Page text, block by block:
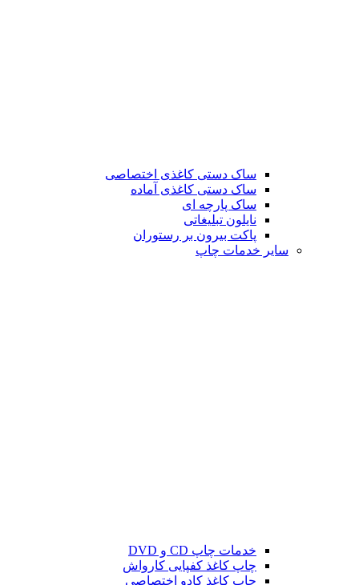
ساک دستی کاغذی اختصاصی
ساک دستی کاغذی آماده
ساک پارچه ای
نایلون تبلیغاتی
پاکت بیرون بر رستوران
سایر خدمات چاپ
خدمات چاپ CD و DVD
چاپ کاغذ کفپایی کارواش
چاپ کاغذ کادو اختصاصی